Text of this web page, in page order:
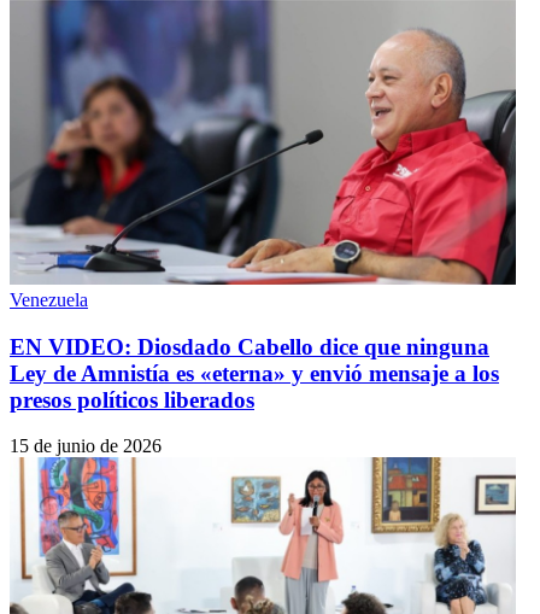
Venezuela
EN VIDEO: Diosdado Cabello dice que ninguna
Ley de Amnistía es «eterna» y envió mensaje a los
presos políticos liberados
15 de junio de 2026